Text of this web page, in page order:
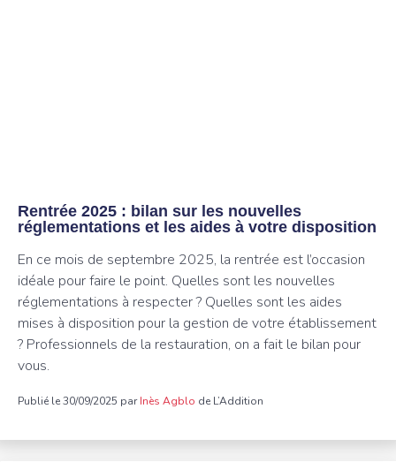
Rentrée 2025 : bilan sur les nouvelles
réglementations et les aides à votre disposition
En ce mois de septembre 2025, la rentrée est l’occasion
idéale pour faire le point. Quelles sont les nouvelles
réglementations à respecter ? Quelles sont les aides
mises à disposition pour la gestion de votre établissement
? Professionnels de la restauration, on a fait le bilan pour
vous.
Publié le 30/09/2025 parInès Agblo de L’Addition